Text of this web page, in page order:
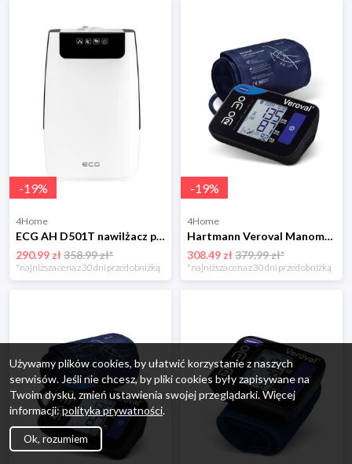
-19%
4Home
ECG AH D501T nawilżacz powietrza, 5 l, biały 4-Home
290.99 zł358.99 zł*
*najniższa cena z 30 dni przed obniżką
-19%
4Home
Hartmann Veroval Manometr Compact Connect BPU26 zadapterem
308.49 zł379.99 zł*
*najniższa cena z 30 dni przed obniżką
Używamy plików cookies, by ułatwić korzystanie z naszych
serwisów. Jeśli nie chcesz, by pliki cookies były zapisywane na
Twoim dysku, zmień ustawienia swojej przeglądarki. Więcej
informacji:polityka prywatności.
Ok, rozumiem